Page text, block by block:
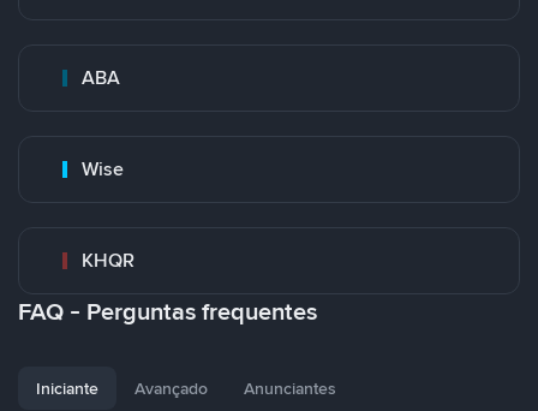
ABA
Wise
KHQR
FAQ - Perguntas frequentes
Iniciante Avançado Anunciantes